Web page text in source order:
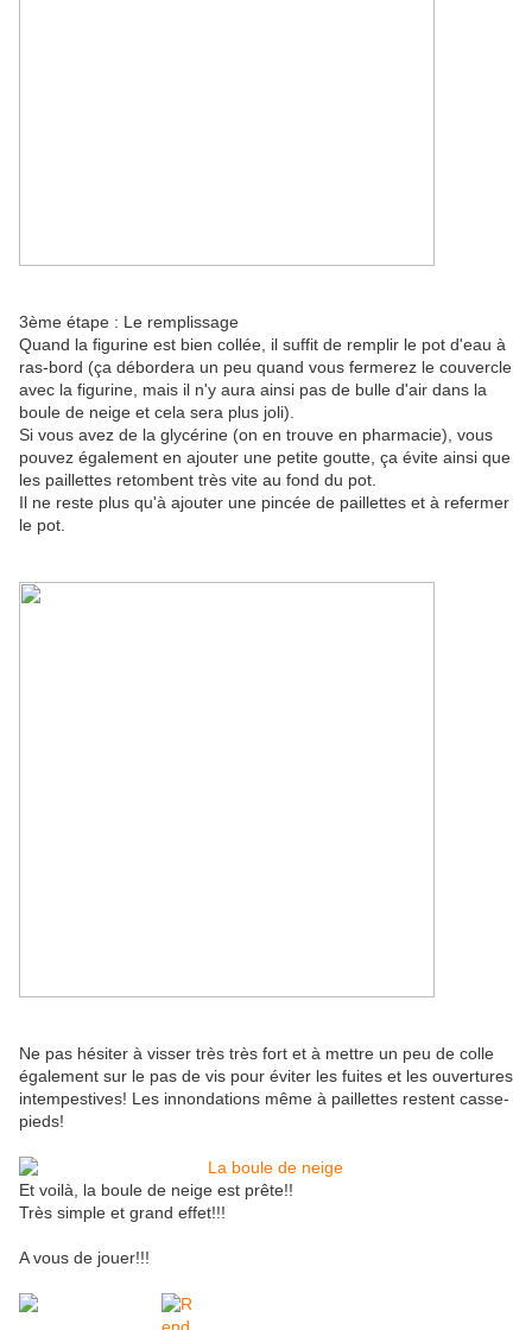
3ème étape : Le remplissage
Quand la figurine est bien collée, il suffit de remplir le pot d'eau à
ras-bord (ça débordera un peu quand vous fermerez le couvercle
avec la figurine, mais il n'y aura ainsi pas de bulle d'air dans la
boule de neige et cela sera plus joli).
Si vous avez de la glycérine (on en trouve en pharmacie), vous
pouvez également en ajouter une petite goutte, ça évite ainsi que
les paillettes retombent très vite au fond du pot.
Il ne reste plus qu'à ajouter une pincée de paillettes et à refermer
le pot.
Ne pas hésiter à visser très très fort et à mettre un peu de colle
également sur le pas de vis pour éviter les fuites et les ouvertures
intempestives! Les innondations même à paillettes restent casse-
pieds!
Et voilà, la boule de neige est prête!!
Très simple et grand effet!!!
A vous de jouer!!!